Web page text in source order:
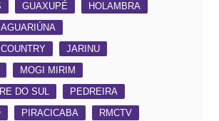
GUAXUPÉ
HOLAMBRA
JARINU
MOGI MIRIM
DO SUL
PEDREIRA
PIRACICABA
RMCTV